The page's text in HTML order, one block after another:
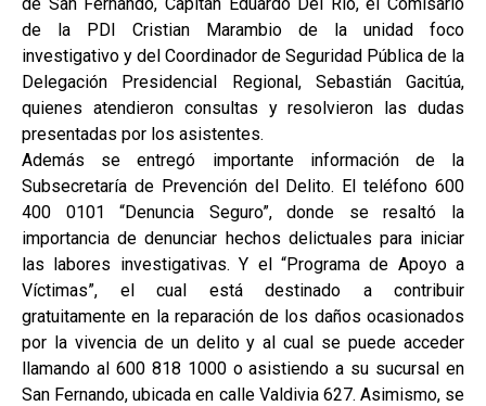
de la PDI Cristian Marambio de la unidad foco
investigativo y del Coordinador de Seguridad Pública de la
Delegación Presidencial Regional, Sebastián Gacitúa,
quienes atendieron consultas y resolvieron las dudas
presentadas por los asistentes.
Además se entregó importante información de la
Subsecretaría de Prevención del Delito. El teléfono 600
400 0101 “Denuncia Seguro”, donde se resaltó la
importancia de denunciar hechos delictuales para iniciar
las labores investigativas. Y el “Programa de Apoyo a
Víctimas”, el cual está destinado a contribuir
gratuitamente en la reparación de los daños ocasionados
por la vivencia de un delito y al cual se puede acceder
llamando al 600 818 1000 o asistiendo a su sucursal en
San Fernando, ubicada en calle Valdivia 627. Asimismo, se